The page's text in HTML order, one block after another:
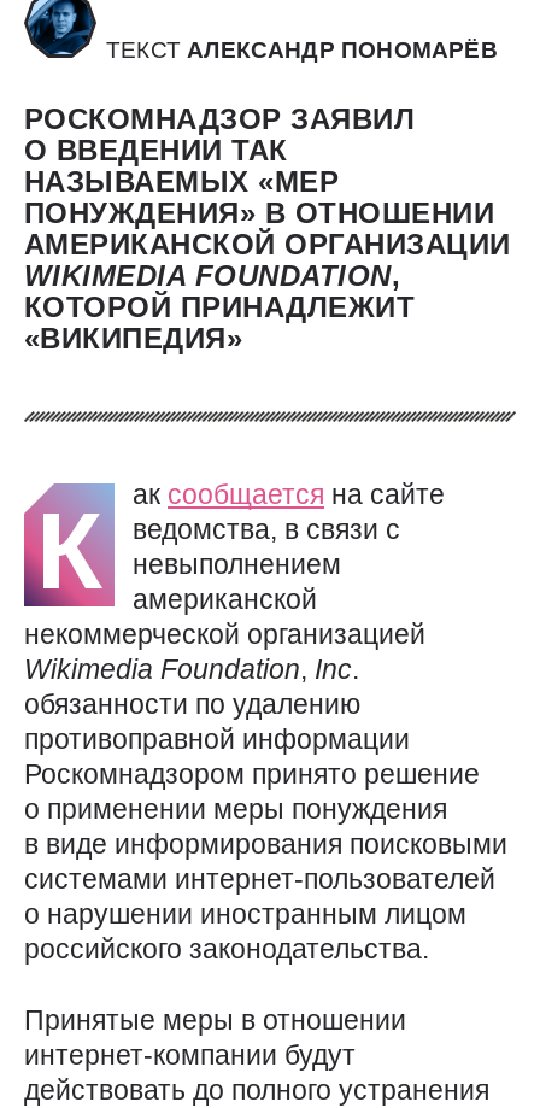
ТЕКСТ АЛЕКСАНДР ПОНОМАРЁВ
РОСКОМНАДЗОР ЗАЯВИЛ
О ВВЕДЕНИИ ТАК
НАЗЫВАЕМЫХ «МЕР
ПОНУЖДЕНИЯ» В ОТНОШЕНИИ
АМЕРИКАНСКОЙ ОРГАНИЗАЦИИ
WIKIMEDIA FOUNDATION,
КОТОРОЙ ПРИНАДЛЕЖИТ
«ВИКИПЕДИЯ»
К ак сообщается на сайте
ведомства, в связи с
невыполнением
американской
некоммерческой организацией
Wikimedia Foundation, Inc.
обязанности по удалению
противоправной информации
Роскомнадзором принято решение
о применении меры понуждения
в виде информирования поисковыми
системами интернет-пользователей
о нарушении иностранным лицом
российского законодательства.
Принятые меры в отношении
интернет-компании будут
действовать до полного устранения